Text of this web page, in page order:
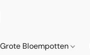
Grote Bloempotten